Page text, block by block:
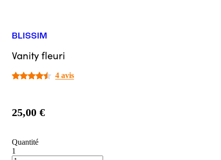
BLISSIM
Vanity fleuri
4 avis
25,00 €
Quantité
1